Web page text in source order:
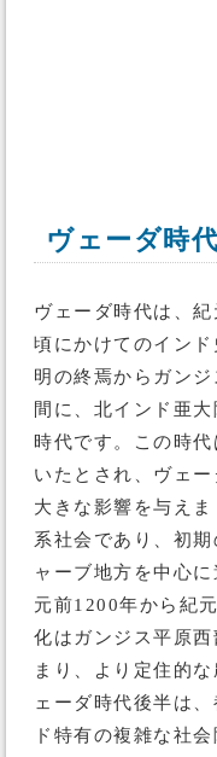
ヴェーダ時
ヴェーダ時代は、
頃にかけてのイン
明の終焉からガン
間に、北インド亜
時代です。この時
いたとされ、ヴェ
大きな影響を与え
系社会であり、初
ャーブ地方を中心
元前1200年から紀
化はガンジス平原
まり、より定住的
ェーダ時代後半は
ド特有の複雑な社